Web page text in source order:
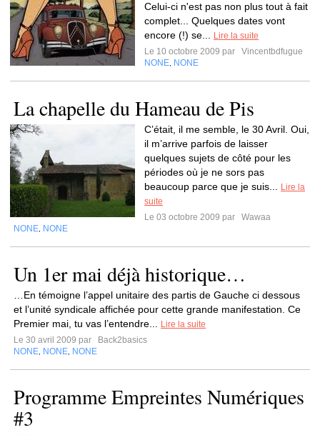
Celui-ci n'est pas non plus tout à fait
complet... Quelques dates vont
encore (!) se...
Lire la suite
Le 10 octobre 2009 par
Vincentbdfugue
NONE NONE
La chapelle du Hameau de Pis
C’était, il me semble, le 30 Avril. Oui,
il m’arrive parfois de laisser
quelques sujets de côté pour les
périodes où je ne sors pas
beaucoup parce que je suis...
Lire la
suite
Le 03 octobre 2009 par
Wawaa
NONE NONE
Un 1er mai déjà historique…
…En témoigne l’appel unitaire des partis de Gauche ci dessous
et l’unité syndicale affichée pour cette grande manifestation. Ce
Premier mai, tu vas l’entendre...
Lire la suite
Le 30 avril 2009 par
Back2basics
NONE NONE NONE
Programme Empreintes Numériques
#3